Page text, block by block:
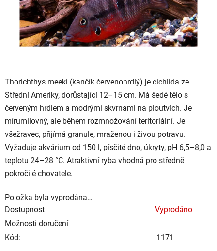
Thorichthys meeki (kančík červenohrdlý) je cichlida ze
Střední Ameriky, dorůstající 12–15 cm. Má šedé tělo s
červeným hrdlem a modrými skvrnami na ploutvích. Je
mírumilovný, ale během rozmnožování teritoriální. Je
všežravec, přijímá granule, mraženou i živou potravu.
Vyžaduje akvárium od 150 l, písčité dno, úkryty, pH 6,5–8,0 a
teplotu 24–28 °C. Atraktivní ryba vhodná pro středně
pokročilé chovatele.
Položka byla vyprodána…
Dostupnost
Vyprodáno
Možnosti doručení
Kód:
1171